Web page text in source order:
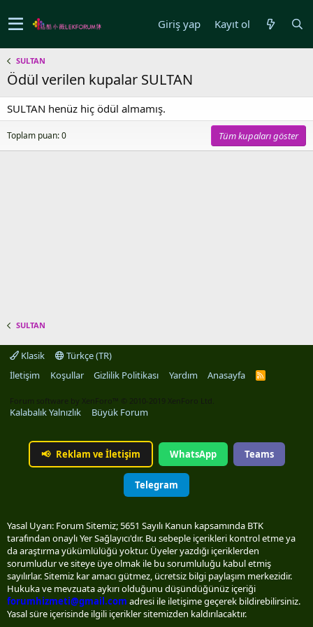
Giriş yap Kayıt ol
SULTAN
Ödül verilen kupalar SULTAN
SULTAN henüz hiç ödül almamış.
Toplam puan: 0 Tüm kupaları göster
SULTAN
Klasik
Türkçe (TR)
İletişim
Koşullar Gizlilik Politikası Yardım Anasayfa
R
Forum software by XenForo™ © 2010-2019 XenForo Ltd.
Kalabalık Yalnızlık Büyük Forum
📢 Reklam ve İletişim WhatsApp Teams
Telegram
Yasal Uyarı: Forum Sitemiz; 5651 Sayılı Kanun kapsamında BTK
tarafından onaylı Yer Sağlayıcı'dır. Bu sebeple içerikleri kontrol etme ya
da araştırma yükümlülüğü yoktur. Üyeler yazdığı içeriklerden
sorumludur ve siteye üye olmak ile bu sorumluluğu kabul etmiş
sayılırlar. Sitemiz kar amacı gütmez, ücretsiz bilgi paylaşım merkezidir.
Hukuka ve mevzuata aykırı olduğunu düşündüğünüz içeriği
forumhizmeti@gmail.com adresi ile iletişime geçerek bildirebilirsiniz.
Yasal süre içerisinde ilgili içerikler sitemizden kaldırılacaktır.